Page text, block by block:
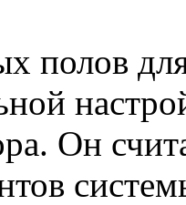
полов
Он